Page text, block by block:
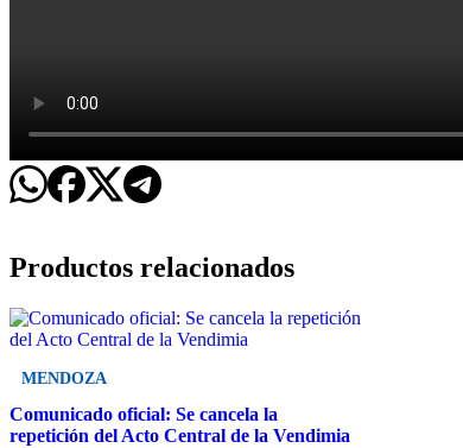
Productos relacionados
MENDOZA
Comunicado oficial: Se cancela la
repetición del Acto Central de la Vendimia